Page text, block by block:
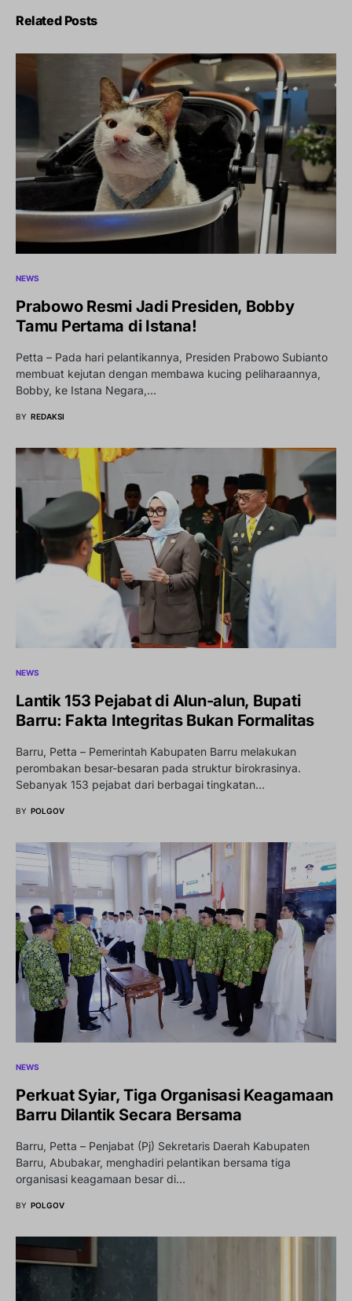
Related Posts
NEWS
Prabowo Resmi Jadi Presiden, Bobby
Tamu Pertama di Istana!
Petta – Pada hari pelantikannya, Presiden Prabowo Subianto
membuat kejutan dengan membawa kucing peliharaannya,
Bobby, ke Istana Negara,…
BY REDAKSI
NEWS
Lantik 153 Pejabat di Alun-alun, Bupati
Barru: Fakta Integritas Bukan Formalitas
Barru, Petta – Pemerintah Kabupaten Barru melakukan
perombakan besar-besaran pada struktur birokrasinya.
Sebanyak 153 pejabat dari berbagai tingkatan…
BY POLGOV
NEWS
Perkuat Syiar, Tiga Organisasi Keagamaan
Barru Dilantik Secara Bersama
Barru, Petta – Penjabat (Pj) Sekretaris Daerah Kabupaten
Barru, Abubakar, menghadiri pelantikan bersama tiga
organisasi keagamaan besar di…
BY POLGOV